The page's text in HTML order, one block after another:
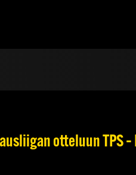
otteluun TPS